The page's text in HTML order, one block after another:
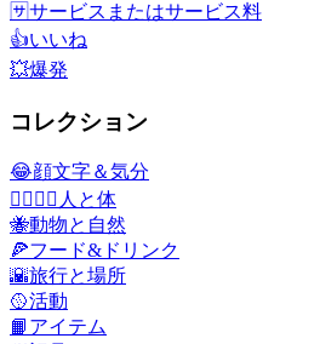
🈂️サービスまたはサービス料
👍いいね
💥爆発
コレクション
😂顔文字＆気分
👩‍❤️‍💋‍👨 人と体
🐝動物と自然
🍕フード&ドリンク
🌇旅行と場所
🥎活動
📙 アイテム